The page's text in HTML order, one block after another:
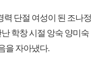
단절 여성이 된 조나정
학창 시절 앙숙 양미숙
을 자아냈다.